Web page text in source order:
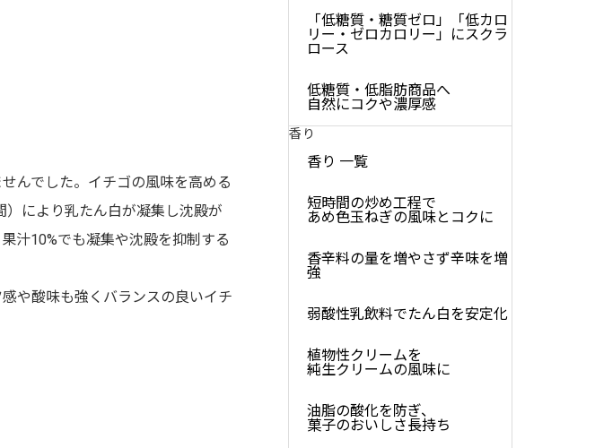
んでした。イチゴの風味を高める
により乳たん白が凝集し沈殿が
汁10%でも凝集や沈殿を抑制する
や酸味も強くバランスの良いイチ
「低糖質・糖質ゼロ」「低カロ
リー・ゼロカロリー」にスクラ
ロース
低糖質・低脂肪商品へ
自然にコクや濃厚感
香り
香り 一覧
短時間の炒め工程で
あめ色玉ねぎの風味とコクに
香辛料の量を増やさず辛味を増
強
弱酸性乳飲料でたん白を安定化
植物性クリームを
純生クリームの風味に
油脂の酸化を防ぎ、
菓子のおいしさ長持ち